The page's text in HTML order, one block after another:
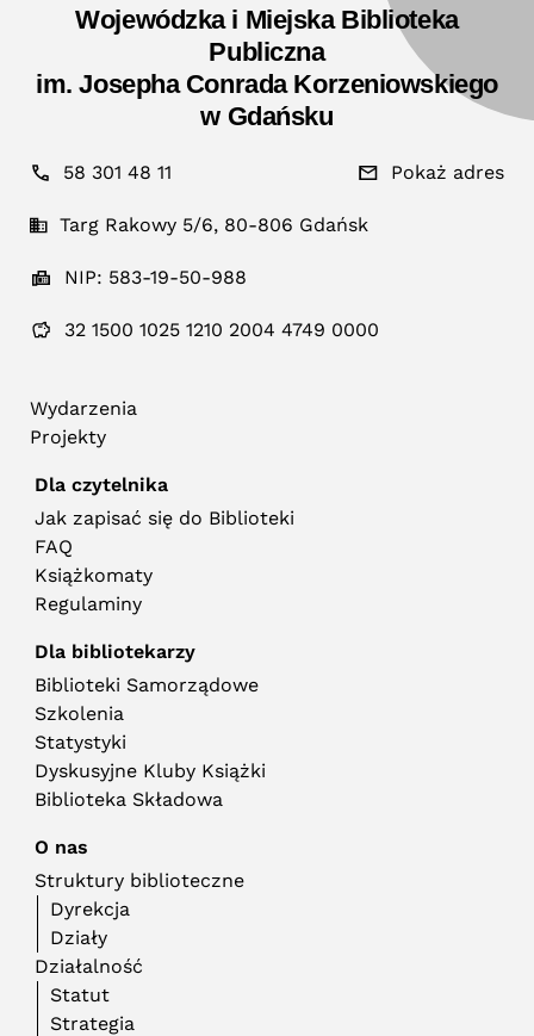
Wojewódzka i Miejska Biblioteka
Publiczna
im. Josepha Conrada Korzeniowskiego
w Gdańsku
58 301 48 11 Pokaż adres
Targ Rakowy 5/6, 80-806 Gdańsk
NIP: 583-19-50-988
32 1500 1025 1210 2004 4749 0000
Wydarzenia
Projekty
Dla czytelnika
Jak zapisać się do Biblioteki
FAQ
Książkomaty
Regulaminy
Dla bibliotekarzy
Biblioteki Samorządowe
Szkolenia
Statystyki
Dyskusyjne Kluby Książki
Biblioteka Składowa
O nas
Struktury biblioteczne
Dyrekcja
Działy
Działalność
Statut
Strategia